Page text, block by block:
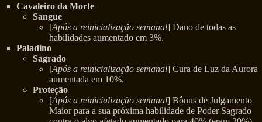
Cavaleiro da Morte
Sangue
[Após a reinicialização semanal] Dano de todas as
habilidades aumentado em 3%.
Paladino
Sagrado
[Após a reinicialização semanal] Cura de Luz da Aurora
aumentada em 10%.
Proteção
[Após a reinicialização semanal] Bônus de Julgamento
Maior para a sua próxima habilidade de Poder Sagrado